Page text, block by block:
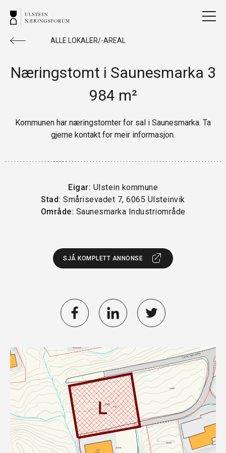
ALLE LOKALER/-AREAL
Næringstomt i Saunesmarka 3
984 m²
Kommunen har næringstomter for sal i Saunesmarka. Ta
gjerne kontakt for meir informasjon.
Eigar: Ulstein kommune
Stad:Smårisevadet 7, 6065 Ulsteinvik
Område: Saunesmarka Industriområde
SJÅ KOMPLETT ANNONSE